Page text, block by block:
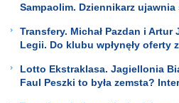
Sampaolim. Dziennikarz ujawnia
Transfery. Michał Pazdan i
Legii. Do klubu wpłynęły oferty
Lotto Ekstraklasa. Jagiellonia
Faul Peszki to była zemsta?